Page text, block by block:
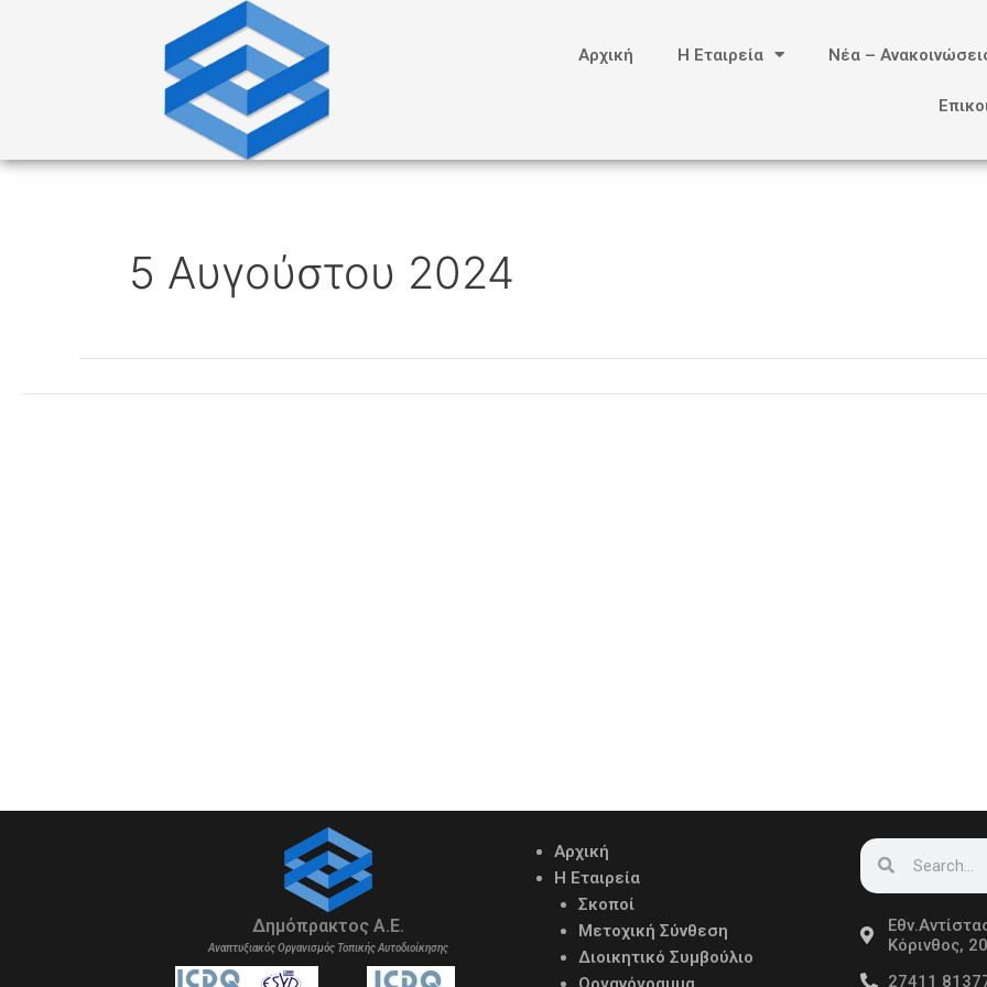
Αρχική Η Εταιρεία Νέα –
5 Αυγούστου 2024
Δημόπρακτος Α.Ε.
Αναπτυξιακός Οργανισμός Τοπικής Αυτοδιοίκησης
Αρχική
Η Εταιρεία
Σκοποί
Μετοχική Σύνθεση
Διοικητικό Συμβούλιο
Search
Κόρινθος,
27411